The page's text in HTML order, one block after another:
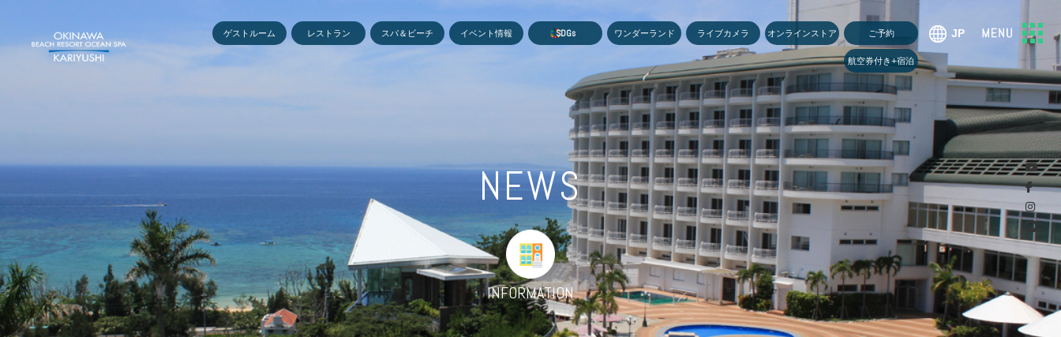
ゲストルーム レストラン スパ＆ビーチ イベント情報 SDGs ワンダーランド ライブカメラ オンラインストア ご予約
航空券付き+宿泊
MENU
NEWS
INFORMATION